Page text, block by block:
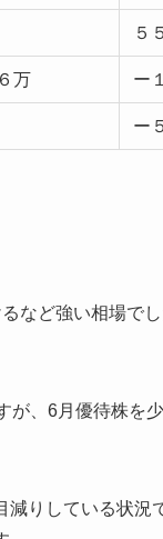
５
万 ー
ー
など強い相場で
が、6月優待株を
減りしている状